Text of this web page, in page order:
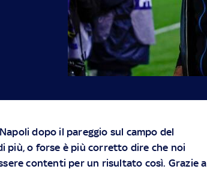
dopo il pareggio sul campo del
più, o forse è più corretto dire che noi
contenti per un risultato così. Grazie a